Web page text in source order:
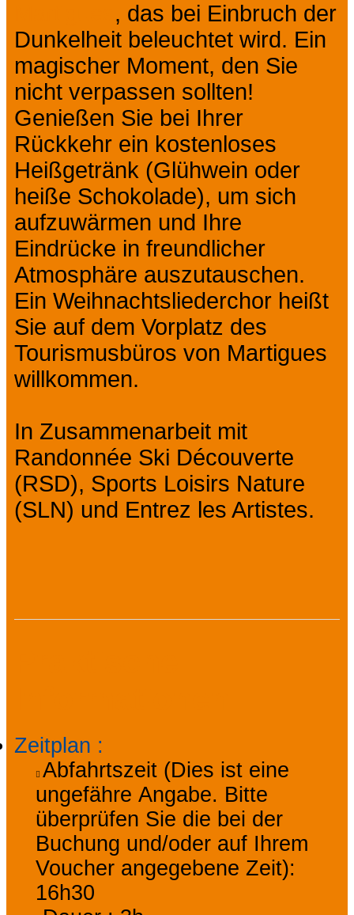
, das bei Einbruch der
Dunkelheit beleuchtet wird. Ein
magischer Moment, den Sie
nicht verpassen sollten!
Genießen Sie bei Ihrer
Rückkehr ein kostenloses
Heißgetränk (Glühwein oder
heiße Schokolade), um sich
aufzuwärmen und Ihre
Eindrücke in freundlicher
Atmosphäre auszutauschen.
Ein Weihnachtsliederchor heißt
Sie auf dem Vorplatz des
Tourismusbüros von Martigues
willkommen.
​In Zusammenarbeit mit
Randonnée Ski Découverte
(RSD), Sports Loisirs Nature
(SLN) und Entrez les Artistes.
Zeitplan :
Abfahrtszeit (Dies ist eine
ungefähre Angabe. Bitte
überprüfen Sie die bei der
Buchung und/oder auf Ihrem
Voucher angegebene Zeit):
16h30